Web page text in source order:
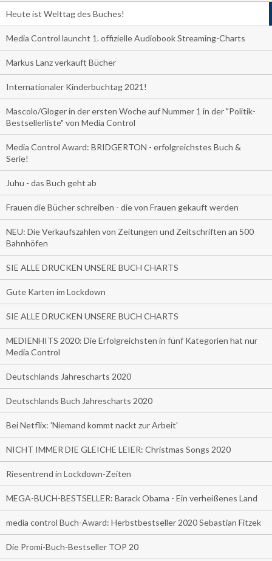
Heute ist Welttag des Buches!
Media Control launcht 1. offizielle Audiobook Streaming-Charts
Markus Lanz verkauft Bücher
Internationaler Kinderbuchtag 2021!
Mascolo/Gloger in der ersten Woche auf Nummer 1 in der "Politik-
Bestsellerliste" von Media Control
Media Control Award: BRIDGERTON - erfolgreichstes Buch &
Serie!
Juhu - das Buch geht ab
Frauen die Bücher schreiben - die von Frauen gekauft werden
NEU: Die Verkaufszahlen von Zeitungen und Zeitschriften an 500
Bahnhöfen
SIE ALLE DRUCKEN UNSERE BUCH CHARTS
Gute Karten im Lockdown
SIE ALLE DRUCKEN UNSERE BUCH CHARTS
MEDIENHITS 2020: Die Erfolgreichsten in fünf Kategorien hat nur
Media Control
Deutschlands Jahrescharts 2020
Deutschlands Buch Jahrescharts 2020
Bei Netflix: 'Niemand kommt nackt zur Arbeit'
NICHT IMMER DIE GLEICHE LEIER: Christmas Songs 2020
Riesentrend in Lockdown-Zeiten
MEGA-BUCH-BESTSELLER: Barack Obama - Ein verheißenes Land
media control Buch-Award: Herbstbestseller 2020 Sebastian Fitzek
Die Promi-Buch-Bestseller TOP 20